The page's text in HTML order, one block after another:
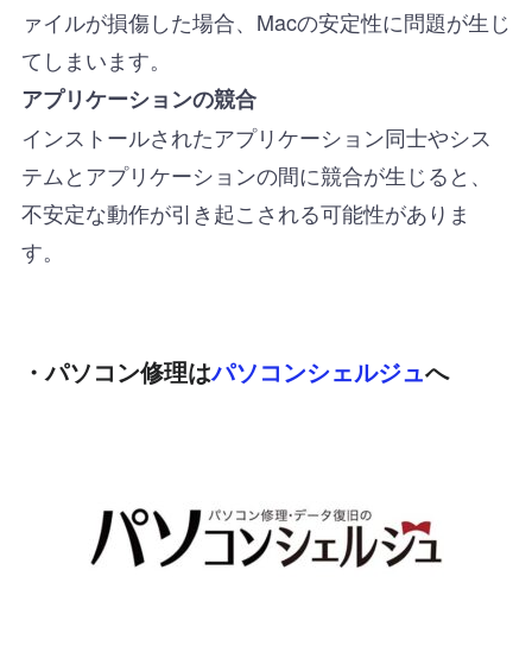
ァイルが損傷した場合、Macの安定性に問題が生じ
てしまいます。
アプリケーションの競合
インストールされたアプリケーション同士やシス
テムとアプリケーションの間に競合が生じると、
不安定な動作が引き起こされる可能性がありま
す。
・パソコン修理はパソコンシェルジュへ